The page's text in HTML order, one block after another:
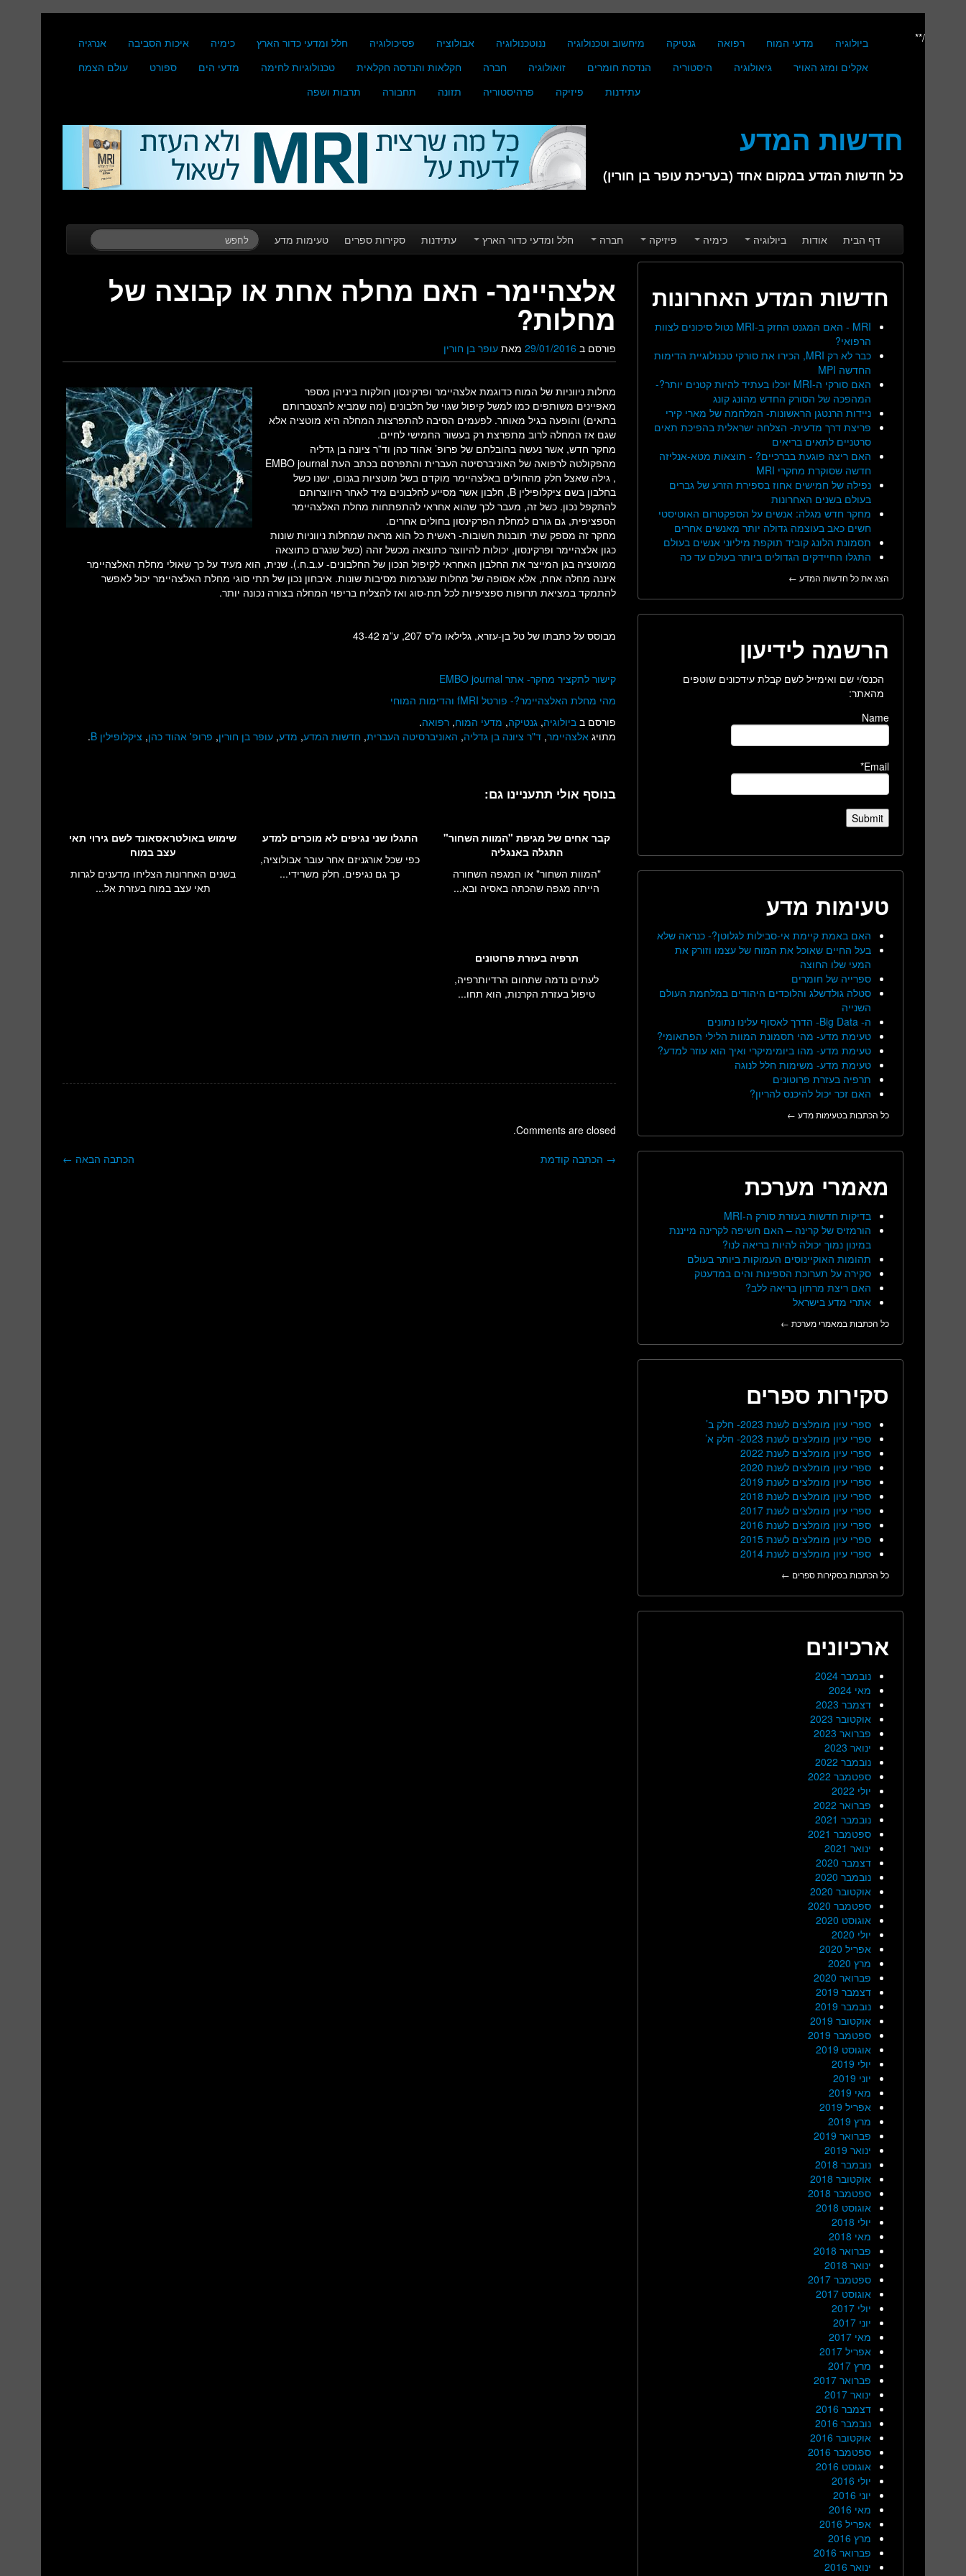
ביולוגיה מדעי המוח רפואה גנטיקה מיחשוב וטכנולוגיה ננוטכנולוגיה אבולוציה פסיכולוגיה חלל ומדעי כדור הארץ כימיה איכות הסביבה
אנרגיה
אקלים ומזג האויר
גיאולוגיה היסטוריה הנדסת חומרים זואולוגיה חברה חקלאות והנדסה חקלאית טכנולוגיות לחימה מדעי הים ספורט
עולם הצמח
עתידנות
פיזיקה פרהיסטוריה תזונה תחבורה תרבות ושפה
חדשות המדע
כל חדשות המדע במקום אחד (בעריכת עופר בן חורין)
Main menu
דף הבית אודות ביולוגיה כימיה פיזיקה חברה חלל ומדעי כדור הארץ עתידנות סקירות ספרים טעימות מדע
אלצהיימר- האם מחלה אחת או קבוצה של
מחלות?
פורסם ב 29/01/2016 מאת עופר בן חורין
מחלות ניווניות של המוח כדוגמת אלצהיימר ופרקינסון חולקות ביניהן מספר
מאפיינים משותפים כמו למשל קיפול שגוי של חלבונים (מה שמביא להצטברותם
בתאים) והופעה בגיל מאוחר. לפעמים הסיבה להתפרצות המחלה היא מוטציה אלא
שגם אז המחלה לרוב מתפרצת רק בעשור החמישי לחיים.
מחקר חדש, אשר נעשה בהובלתם של פרופ’ אהוד כהן וד”ר ציונה בן גדליה
מהפקולטה לרפואה של האוניברסיטה העברית והתפרסם בכתב העת EMBO journal
, גילה שאצל חלק מהחולים באלצהיימר מוקדם בשל מוטציות בגנום, ישנו כשל
בחלבון בשם ציקלופילין B, חלבון אשר מסייע לחלבונים מיד לאחר היווצרותם
להתקפל נכון. כשל זה, מעבר לכך שהוא אחראי להתפתחות מחלת האלצהיימר
הספציפית, גם גורם למחלת הפרקינסון בחולים אחרים.
מחקר זה מספק שתי תובנות חשובות- ראשית כל הוא מראה שמחלות ניווניות שונות
כגון אלצהיימר ופרקינסון, יכולות להיווצר כתוצאה מכשל זהה (כשל שנגרם כתוצאה
ממוטציה בגן המייצר את החלבון האחראי לקיפול הנכון של החלבונים- ע.ב.ח.). שנית, הוא מעיד על כך שאולי מחלת האלצהיימר
איננה מחלה אחת, אלא אסופה של מחלות שנגרמות מסיבות שונות. איבחון נכון של תתי סוגי מחלת האלצהיימר יכול לאפשר
להתמקד במציאת תרופות ספציפיות לכל תת-סוג ואז להצליח בריפוי המחלה בצורה נכונה יותר.
מבוסס על כתבתו של טל בן-עזרא, גלילאו מ”ס 207, ע”מ 43-42
קישור לתקציר מחקר- אתר EMBO journal
מהי מחלת האלצהיימר?- פורטל fMRI והדימות המוחי
פורסם ב ביולוגיה, גנטיקה, מדעי המוח, רפואה.
מתויג אלצהיימר, ד"ר ציונה בן גדליה, האוניברסיטה העברית, חדשות המדע, מדע, עופר בן חורין, פרופ' אהוד כהן, ציקלופילין B .
בנוסף אולי תתעניינו גם:
קבר אחים של מגיפת "המוות השחור"
התגלה באנגליה
"המוות השחור" או המגפה השחורה
הייתה מגפה שהכתה באסיה ובא...
התגלו שני נגיפים לא מוכרים למדע
כפי שכל אורגניזם אחר עובר אבולוציה,
כך גם נגיפים. חלק משרידי...
שימוש באולטראסאונד לשם גירוי תאי
עצב במוח
בשנים האחרונות הצליחו מדענים לגרות
תאי עצב במוח בעזרת אל...
תרפיה בעזרת פרוטונים
לעתים נדמה שתחום הרדיותרפיה,
טיפול בעזרת הקרנות, הוא תחו...
Comments are closed.
ניווט בפוסטים הכתבה הבאה ← → הכתבה קודמת
חדשות המדע האחרונות
MRI - האם המגנט החזק ב-MRI נטול סיכונים לצוות
הרפואי?
כבר לא רק MRI, הכירו את סורקי טכנולוגיית הדימות
החדשה MPI
האם סורקי ה-MRI יוכלו בעתיד להיות קטנים יותר?-
המהפכה של הסורק החדש מהונג קונג
ניידות הרנטגן הראשונות- המלחמה של מארי קירי
פריצת דרך מדעית- הצלחה ישראלית בהפיכת תאים
סרטניים לתאים בריאים
האם ריצה פוגעת בברכיים? - תוצאות מטא-אנליזה
חדשה שסוקרת מחקרי MRI
נפילה של חמישים אחוז בספירת הזרע של גברים
בעולם בשנים האחרונות
מחקר חדש מגלה: אנשים על הספקטרום האוטיסטי
חשים כאב בעוצמה גדולה יותר מאנשים אחרים
תסמונת הלונג קוביד תוקפת מיליוני אנשים בעולם
התגלו החיידקים הגדולים ביותר בעולם עד כה
הצג את כל חדשות המדע ←
הרשמה לידיעון
הכנס/י שם ואימייל לשם קבלת עידכונים שוטפים
מהאתר:
Name
Email*
טעימות מדע
האם באמת קיימת אי-סבילות לגלוטן?- כנראה שלא
בעל החיים שאוכל את המוח של עצמו וזורק את
המעי שלו החוצה
ספרייה של חומרים
סטלה גולדשלג והלוכדים היהודים במלחמת העולם
השנייה
ה- Big Data- הדרך לאסוף עלינו נתונים
טעימת מדע- מהי תסמונת המוות הלילי הפתאומי?
טעימת מדע- מהו ביומימיקרי ואיך הוא עוזר למדע?
טעימת מדע- משימות חלל לנוגה
תרפיה בעזרת פרוטונים
האם זכר יכול להיכנס להריון?
כל הכתבות בטעימות מדע ←
מאמרי מערכת
בדיקות חדשות בעזרת סורק ה-MRI
הורמזיס של קרינה – האם חשיפה לקרינה מייננת
במינון נמוך יכולה להיות בריאה לנו?
תהומות האוקיינוסים העמוקות ביותר בעולם
סקירה על תערוכת הספינות והים במדעטק
האם ריצת מרתון בריאה ללב?
אתרי מדע בישראל
כל הכתבות במאמרי מערכת ←
סקירות ספרים
ספרי עיון מומלצים לשנת 2023- חלק ב’
ספרי עיון מומלצים לשנת 2023- חלק א’
ספרי עיון מומלצים לשנת 2022
ספרי עיון מומלצים לשנת 2020
ספרי עיון מומלצים לשנת 2019
ספרי עיון מומלצים לשנת 2018
ספרי עיון מומלצים לשנת 2017
ספרי עיון מומלצים לשנת 2016
ספרי עיון מומלצים לשנת 2015
ספרי עיון מומלצים לשנת 2014
כל הכתבות בסקירות ספרים ←
ארכיונים
נובמבר 2024
מאי 2024
דצמבר 2023
אוקטובר 2023
פברואר 2023
ינואר 2023
נובמבר 2022
ספטמבר 2022
יולי 2022
פברואר 2022
נובמבר 2021
ספטמבר 2021
ינואר 2021
דצמבר 2020
נובמבר 2020
אוקטובר 2020
ספטמבר 2020
אוגוסט 2020
יולי 2020
אפריל 2020
מרץ 2020
פברואר 2020
דצמבר 2019
נובמבר 2019
אוקטובר 2019
ספטמבר 2019
אוגוסט 2019
יולי 2019
יוני 2019
מאי 2019
אפריל 2019
מרץ 2019
פברואר 2019
ינואר 2019
נובמבר 2018
אוקטובר 2018
ספטמבר 2018
אוגוסט 2018
יולי 2018
מאי 2018
פברואר 2018
ינואר 2018
ספטמבר 2017
אוגוסט 2017
יולי 2017
יוני 2017
מאי 2017
אפריל 2017
מרץ 2017
פברואר 2017
ינואר 2017
דצמבר 2016
נובמבר 2016
אוקטובר 2016
ספטמבר 2016
אוגוסט 2016
יולי 2016
יוני 2016
מאי 2016
אפריל 2016
מרץ 2016
פברואר 2016
ינואר 2016
/**